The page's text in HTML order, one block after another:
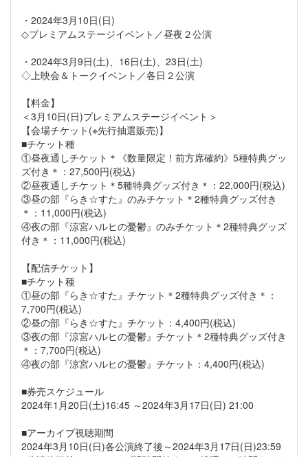
・2024年3月10日(日)
◇プレミアムステージイベント／昼夜２公演
・2024年3月9日(土)、16日(土)、23日(土)
◇上映会＆トークイベント／各日２公演
【料金】
＜3月10日(日)プレミアムステージイベント＞
【会場チケット(※先行抽選販売)】
■チケット種
①昼夜通しチケット＊《数量限定！前方席確約》5種特典グッ
ズ付き＊：27,500円(税込)
②昼夜通しチケット＊5種特典グッズ付き＊：22,000円(税込)
③昼の部『らき☆すた』のみチケット＊2種特典グッズ付き
＊：11,000円(税込)
④夜の部『涼宮ハルヒの憂鬱』のみチケット＊2種特典グッズ
付き＊：11,000円(税込)
【配信チケット】
■チケット種
①昼の部『らき☆すた』チケット＊2種特典グッズ付き＊：
7,700円(税込)
②昼の部『らき☆すた』チケット：4,400円(税込)
③夜の部『涼宮ハルヒの憂鬱』チケット＊2種特典グッズ付き
＊：7,700円(税込)
④夜の部『涼宮ハルヒの憂鬱』チケット：4,400円(税込)
■券売スケジュール
2024年1月20日(土)16:45 ～2024年3月17日(日) 21:00
■アーカイブ視聴期間
2024年3月10日(日)各公演終了後～2024年3月17日(日)23:59